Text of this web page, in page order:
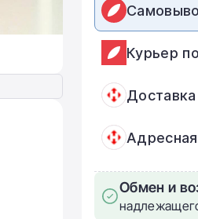
Курьер
Обмен и